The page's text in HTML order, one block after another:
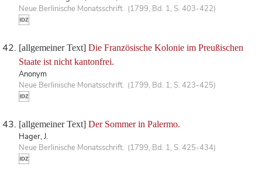
Neue Berlinische Monatsschrift. (1799, Bd. 1, S. 403-422)
[allgemeiner Text] Die Französische Kolonie im Preußischen
Staate ist nicht kantonfrei.
Anonym
Neue Berlinische Monatsschrift. (1799, Bd. 1, S. 423-425)
[allgemeiner Text] Der Sommer in Palermo.
Hager, J.
Neue Berlinische Monatsschrift. (1799, Bd. 1, S. 425-434)